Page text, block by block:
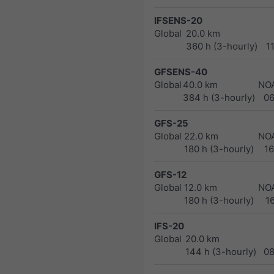
IFSENS-20
Global 20.0 km
360 h (3-hourly)
GFSENS-40
Global 40.0 km
384 h (3-hourly)
GFS-25
Global 22.0 km
180 h (3-hourly)
GFS-12
Global 12.0 km
180 h (3-hourly)
IFS-20
Global 20.0 km
144 h (3-hourly)